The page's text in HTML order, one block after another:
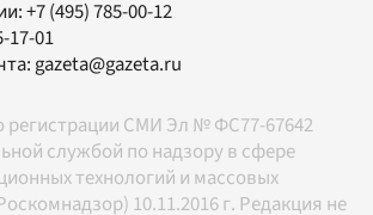
+7 (495) 785-00-12
17-01
gazeta@gazeta.ru
регистрации СМИ Эл № ФС77-67642
службой по надзору в сфере
технологий и массовых
10.11.2016 г. Редакция не